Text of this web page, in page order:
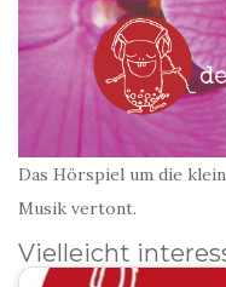
Das Hörspiel um die
Musik vertont.
Vielleicht